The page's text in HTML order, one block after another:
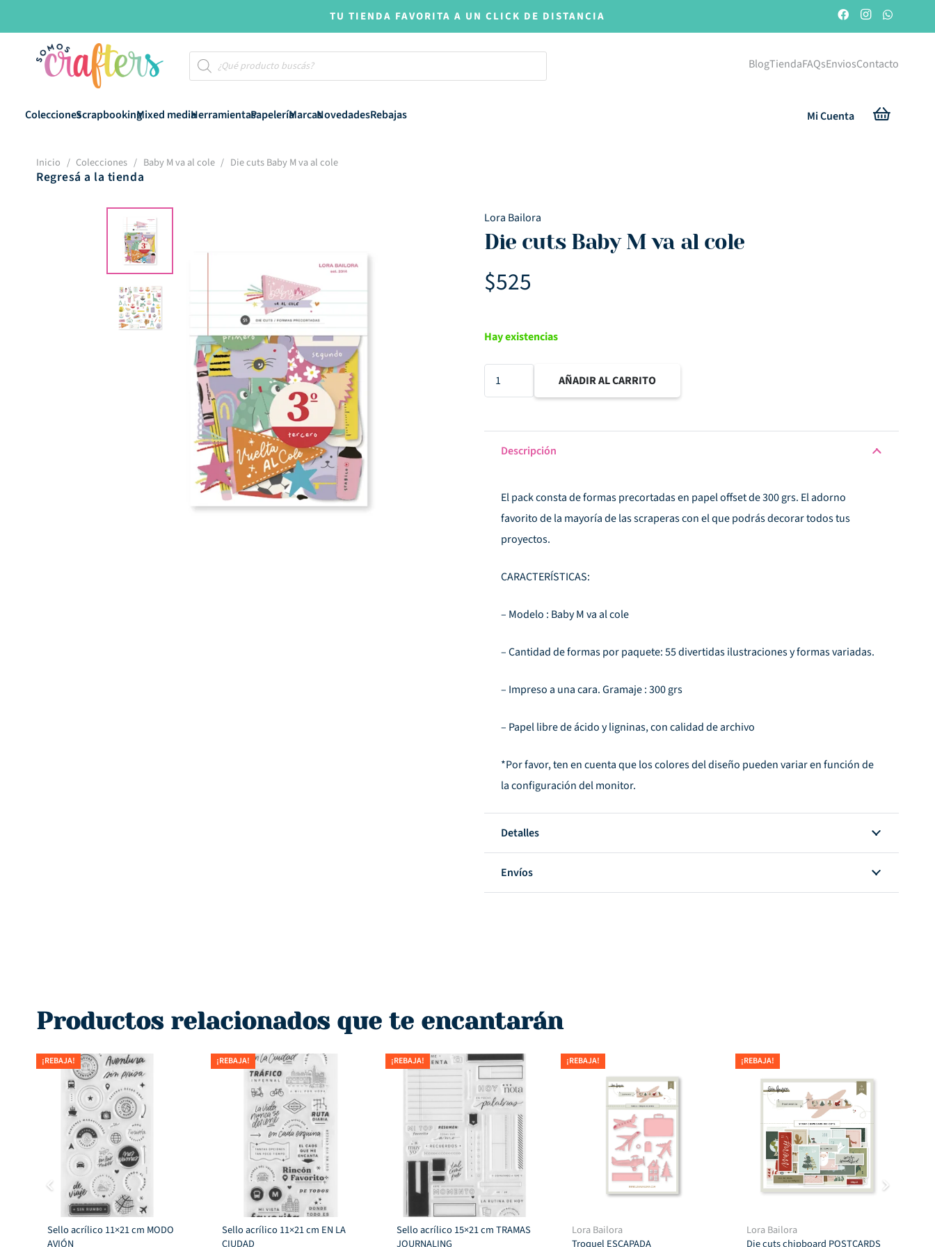
TU TIENDA FAVORITA A UN CLICK DE DISTANCIA
Búsqueda
de
productos
BlogTiendaFAQsEnviosContacto
ColeccionesScrapbookingMixed mediaHerramientasPapeleríaMarcasNovedadesRebajas Mi Cuenta
Inicio / Colecciones / Baby M va al cole / Die cuts Baby M va al cole
Regresá a la tienda
Lora Bailora
Die cuts Baby M va al cole
$525
Hay existencias
Die
cuts
M
cole
cantidad
AÑADIR AL CARRITO
Descripción
El pack consta de formas precortadas en papel offset de 300 grs. El adorno
favorito de la mayoría de las scraperas con el que podrás decorar todos tus
proyectos.
CARACTERÍSTICAS:
– Modelo : Baby M va al cole
– Cantidad de formas por paquete: 55 divertidas ilustraciones y formas variadas.
– Impreso a una cara. Gramaje : 300 grs
– Papel libre de ácido y ligninas, con calidad de archivo
*Por favor, ten en cuenta que los colores del diseño pueden variar en función de
la configuración del monitor.
Detalles
Envíos
Productos relacionados que te encantarán
¡REBAJA!
Sello acrílico 11×21 cm MODO
AVIÓN
¡REBAJA!
Sello acrílico 11×21 cm EN LA
CIUDAD
¡REBAJA!
Sello acrílico 15×21 cm TRAMAS
JOURNALING
¡REBAJA!
Lora Bailora
Troquel ESCAPADA
¡REBAJA!
Lora Bailora
Die cuts chipboard POSTCARDS